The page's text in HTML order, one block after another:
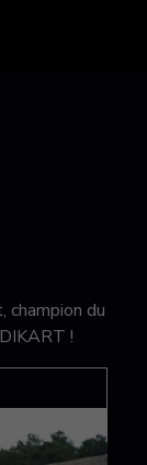
champion du
!